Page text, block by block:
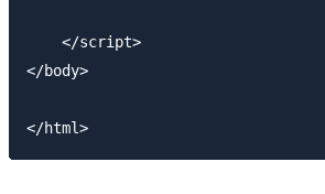
    </script>
</body>